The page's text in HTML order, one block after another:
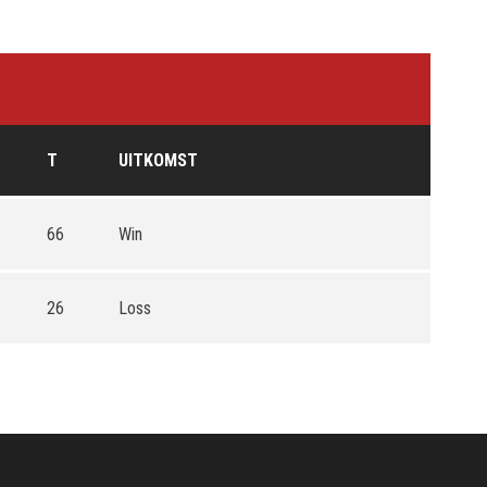
T UITKOMST
66 Win
26 Loss